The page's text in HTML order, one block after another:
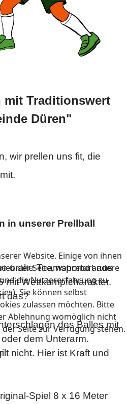
mit Traditionswert
Düren"
wir prellen uns fit, die
in unserer Prellball
uralte Teamsportart aus
mit Wettkampfcharakter.
das?
des Balles mit
dem Unterarm.
nicht. Hier ist Kraft und
Spiel 8 x 16 Meter
Website. Einige von ihnen
der Seite, während andere
die Nutzererfahrung zu
Sie können selbst
zulassen möchten. Bitte
Ablehnung womöglich nicht
Seite zur Verfügung stehen.